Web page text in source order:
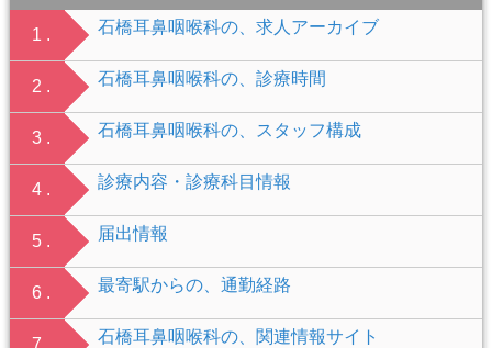
1 . 石橋耳鼻咽喉科の、求人アーカイブ
2 . 石橋耳鼻咽喉科の、診療時間
3 . 石橋耳鼻咽喉科の、スタッフ構成
4 . 診療内容・診療科目情報
5 . 届出情報
6 . 最寄駅からの、通勤経路
7 . 石橋耳鼻咽喉科の、関連情報サイト